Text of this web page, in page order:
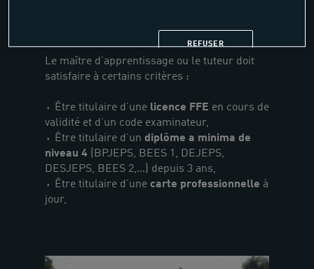
Le maître d’apprentissage ou le tuteur doit
satisfaire à certains critères :
⬪ Être titulaire d’une licence FFE en cours de
validité et d’un code examinateur,
⬪ Être titulaire d’un diplôme a minima de
niveau 4 (BPJEPS, BEES 1, DEJEPS,
DESJEPS, BEES 2,...) depuis 3 ans,
⬪ Être titulaire d’une carte professionnelle à
jour,
REFUSER